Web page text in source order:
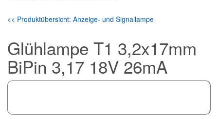
<< Produktübersicht: Anzeige- und Signallampe
Glühlampe T1 3,2x17mm
BiPin 3,17 18V 26mA